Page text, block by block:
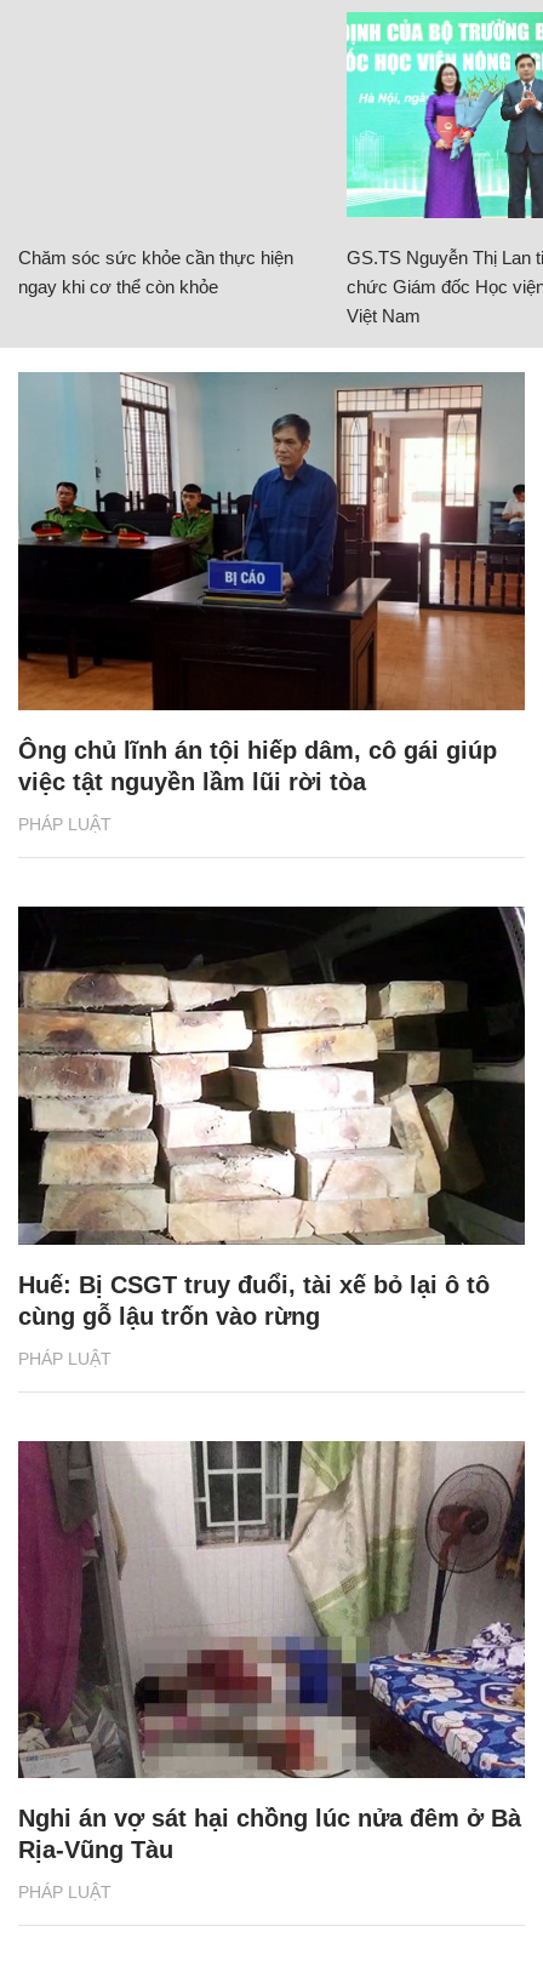
Chăm sóc sức khỏe cần thực hiện
ngay khi cơ thể còn khỏe
GS.TS Nguyễn Thị Lan
chức Giám đốc Học
Việt Nam
PHÁP LUẬT
Ông chủ lĩnh án tội hiếp dâm, cô gái giúp
việc tật nguyền lầm lũi rời tòa
PHÁP LUẬT
Huế: Bị CSGT truy đuổi, tài xế bỏ lại ô tô
cùng gỗ lậu trốn vào rừng
PHÁP LUẬT
Nghi án vợ sát hại chồng lúc nửa đêm ở Bà
Rịa-Vũng Tàu